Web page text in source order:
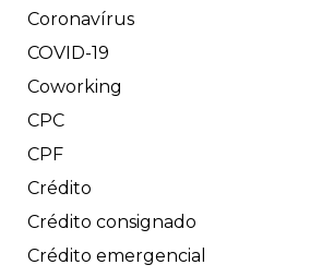
Coronavírus
COVID-19
Coworking
CPC
CPF
Crédito
Crédito consignado
Crédito emergencial